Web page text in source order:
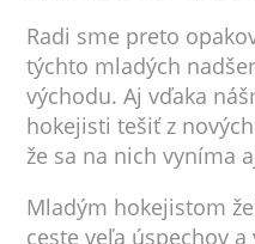
Radi sme preto
týchto mladých
východu. Aj vďaka
hokejisti tešiť z
že sa na nich vyníma
Mladým hokejistom
ceste veľa úspechov